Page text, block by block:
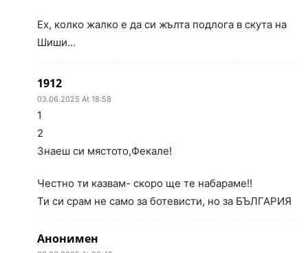
Ех, колко жалко е да си жълта подлога в скута на
Шиши…
1912
03.06.2025 At 18:58
1
2
Знаеш си мястото,Фекале!
Честно ти казвам- скоро ще те набараме!!
Ти си срам не само за ботевисти, но за БЪЛГАРИЯ
Анонимен